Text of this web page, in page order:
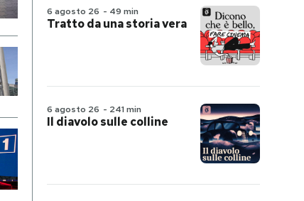
6 agosto 26 - 49 min
Tratto da una storia vera
6 agosto 26 - 241 min
Il diavolo sulle colline